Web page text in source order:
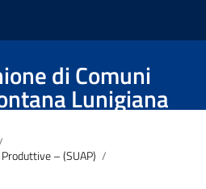
di Comuni
Lunigiana
– (SUAP) /